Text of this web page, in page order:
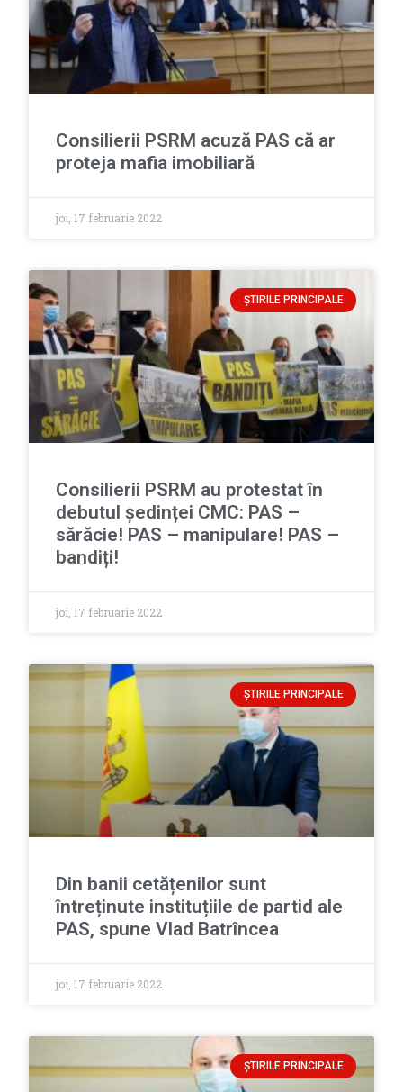
Consilierii PSRM acuză PAS că ar
proteja mafia imobiliară
joi, 17 februarie 2022
ȘTIRILE PRINCIPALE
Consilierii PSRM au protestat în
debutul ședinței CMC: PAS –
sărăcie! PAS – manipulare! PAS –
bandiți!
joi, 17 februarie 2022
ȘTIRILE PRINCIPALE
Din banii cetățenilor sunt
întreținute instituțiile de partid ale
PAS, spune Vlad Batrîncea
joi, 17 februarie 2022
ȘTIRILE PRINCIPALE